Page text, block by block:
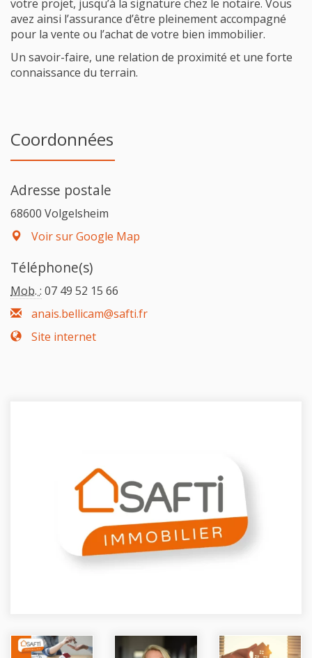
votre projet, jusqu’à la signature chez le notaire. Vous
avez ainsi l’assurance d’être pleinement accompagné
pour la vente ou l’achat de votre bien immobilier.
Un savoir-faire, une relation de proximité et une forte
connaissance du terrain.
Coordonnées
Adresse postale
68600 Volgelsheim
Voir sur Google Map
Téléphone(s)
Mob. : 07 49 52 15 66
anais.bellicam@safti.fr
Site internet